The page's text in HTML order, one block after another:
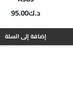
د.ك95.00
إضافة إلى السلة